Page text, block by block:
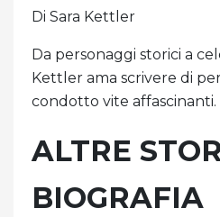
Di Sara Kettler
Da personaggi storici a
Kettler ama scrivere di
condotto vite affascinanti.
ALTRE
BIOGRAFIA